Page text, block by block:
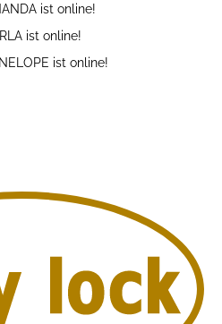
ist online!
ist online!
ist online!